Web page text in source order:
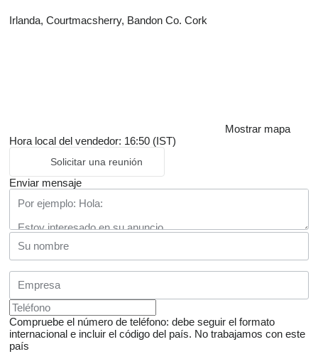
Irlanda, Courtmacsherry, Bandon Co. Cork
Mostrar mapa
Hora local del vendedor: 16:50 (IST)
Solicitar una reunión
Enviar mensaje
Compruebe el número de teléfono: debe seguir el formato
internacional e incluir el código del país. No trabajamos con este
país